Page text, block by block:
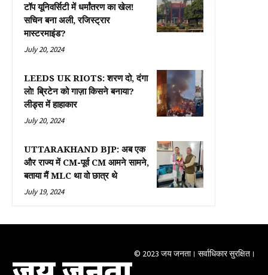
टॉप यूनिवर्सिटी में धर्मांतरण का खेल!
सचिन बना अली, रजिस्ट्रार
मास्टरमाइंड?
July 20, 2024
LEEDS UK RIOTS: शरण दो, दंगा
लो! ब्रिटेन को गाज़ा किसने बनाया?
लीड्स में हाहाकार
July 20, 2024
UTTARAKHAND BJP: अब एक
और राज्य में CM-पूर्व CM आमने सामने,
बताया मैं MLC था वो छात्र थे
July 19, 2024
© 2023 जय जनता। सर्वाधिकार सुरक्षित।